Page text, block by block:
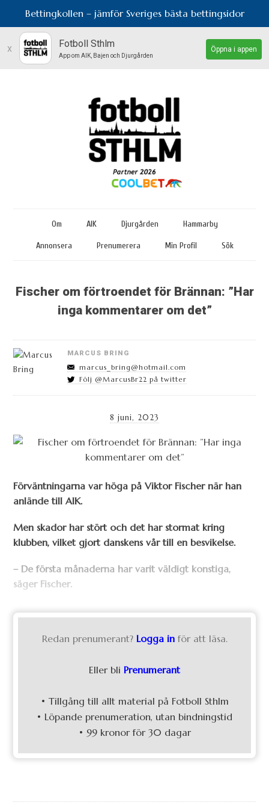
Bettingkollen – jämför Sveriges bästa bettingsidor
x Fotboll Sthlm
App om AIK, Bajen och Djurgården
Öppna i appen
Om AIK Djurgården Hammarby
Annonsera Prenumerera Min Profil Sök
Fischer om förtroendet för Brännan: ”Har
inga kommentarer om det”
MARCUS BRING
marcus_bring@hotmail.com
Följ @MarcusBr22 på twitter
8 juni, 2023
Förväntningarna var höga på Viktor Fischer när han
anlände till AIK.
Men skador har stört och det har stormat kring
klubben, vilket gjort danskens vår till en besvikelse.
– De första månaderna har varit väldigt konstiga,
säger Fischer.
Redan prenumerant? Logga in för att läsa.
Eller bli Prenumerant
• Tillgång till allt material på Fotboll Sthlm
• Löpande prenumeration, utan bindningstid
• 99 kronor för 30 dagar